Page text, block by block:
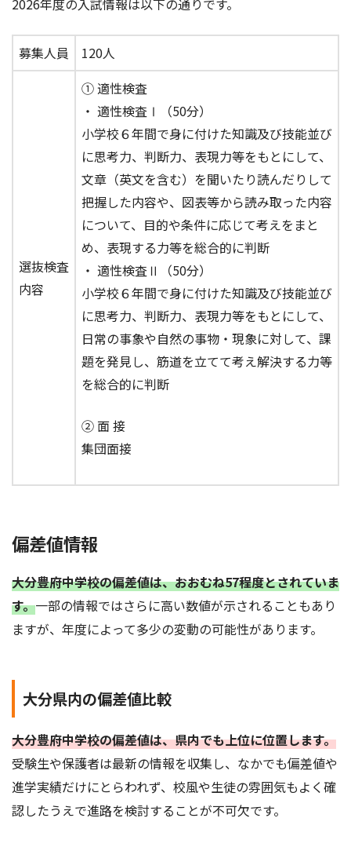
2026年度の入試情報は以下の通りです。
募集人員 120人
選抜検査
内容
① 適性検査
・ 適性検査Ⅰ（50分）
小学校６年間で身に付けた知識及び技能並び
に思考力、判断力、表現力等をもとにして、
文章（英文を含む）を聞いたり読んだりして
把握した内容や、図表等から読み取った内容
について、目的や条件に応じて考えをまと
め、表現する力等を総合的に判断
・ 適性検査Ⅱ（50分）
小学校６年間で身に付けた知識及び技能並び
に思考力、判断力、表現力等をもとにして、
日常の事象や自然の事物・現象に対して、課
題を発見し、筋道を立てて考え解決する力等
を総合的に判断
② 面 接
集団面接
偏差値情報
大分豊府中学校の偏差値は、おおむね57程度とされていま
す。一部の情報ではさらに高い数値が示されることもあり
ますが、年度によって多少の変動の可能性があります。
大分県内の偏差値比較
大分豊府中学校の偏差値は、県内でも上位に位置します。
受験生や保護者は最新の情報を収集し、なかでも偏差値や
進学実績だけにとらわれず、校風や生徒の雰囲気もよく確
認したうえで進路を検討することが不可欠です。